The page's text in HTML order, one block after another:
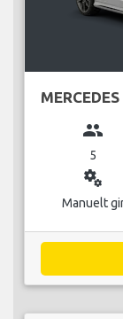
group
5
miscellaneous_services
Manuelt